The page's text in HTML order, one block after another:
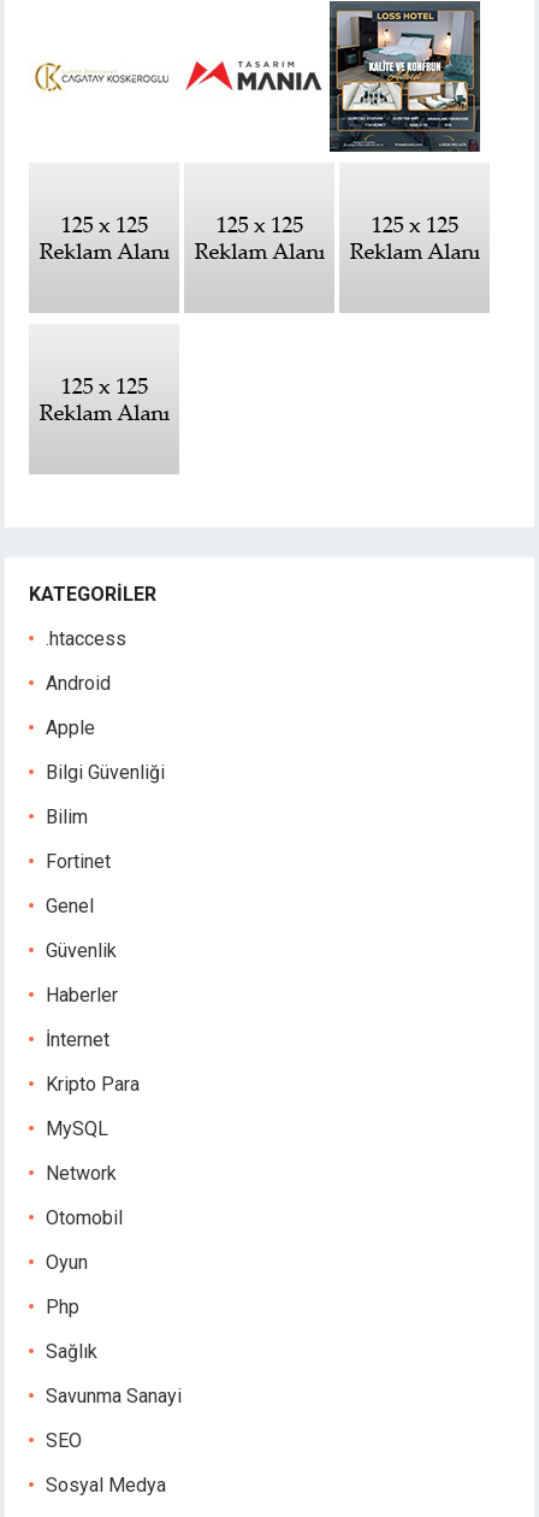
KATEGORILER
.htaccess
Android
Apple
Bilgi Güvenliği
Bilim
Fortinet
Genel
Güvenlik
Haberler
İnternet
Kripto Para
MySQL
Network
Otomobil
Oyun
Php
Sağlık
Savunma Sanayi
SEO
Sosyal Medya